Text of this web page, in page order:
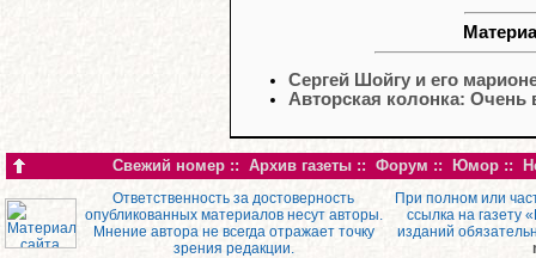
Сергей Шойгу и его
Авторская колонка: Очень
Свежий номер :: Архив газеты :: Форум :: Юмор ::
Ответственность за достоверность
опубликованных материалов несут авторы.
Мнение автора не всегда отражает точку
зрения редакции.
При полном или
ссылка на газету
изданий